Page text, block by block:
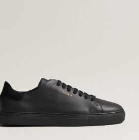
Alle klærne passa ikke
JONATHAN S KØBTE PÅ